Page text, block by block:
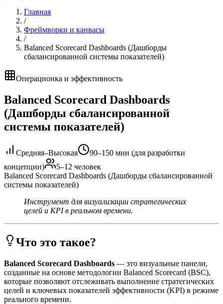
Главная
/
Фреймворки и канвасы
/
Balanced Scorecard Dashboards (Дашборды
сбалансированной системы показателей)
Операционка и эффективность
Balanced Scorecard Dashboards
(Дашборды сбалансированной
системы показателей)
Средняя–Высокая
90–150 мин (для разработки
концепции)
5–12 человек
Balanced Scorecard Dashboards (Дашборды сбалансированной
системы показателей)
Инструмент для визуализации стратегических
целей и KPI в реальном времени.
Что это такое?
Balanced Scorecard Dashboards — это визуальные панели,
созданные на основе методологии Balanced Scorecard (BSC),
которые позволяют отслеживать выполнение стратегических
целей и ключевых показателей эффективности (KPI) в режиме
реального времени.